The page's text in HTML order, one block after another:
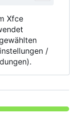
Xfce
/